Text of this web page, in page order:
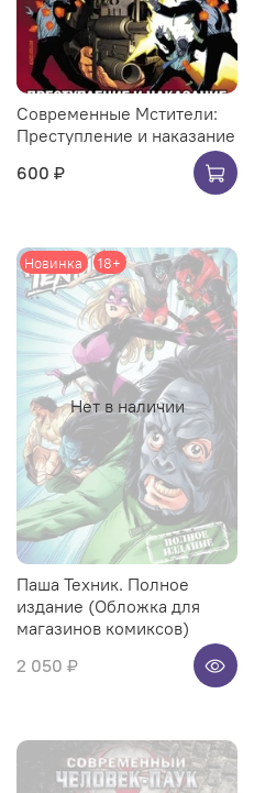
Современные Мстители:
Преступление и наказание
600 ₽
Нет в наличии
Новинка 18+
Паша Техник. Полное
издание (Обложка для
магазинов комиксов)
2 050 ₽